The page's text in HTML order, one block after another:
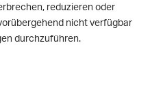
reduzieren oder
nicht verfügbar
durchzuführen.